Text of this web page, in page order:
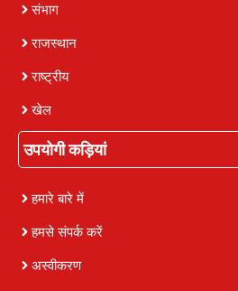
संभाग
राजस्थान
राष्ट्रीय
खेल
उपयोगी कड़ियां
हमारे बारे में
हमसे संपर्क करें
अस्वीकरण